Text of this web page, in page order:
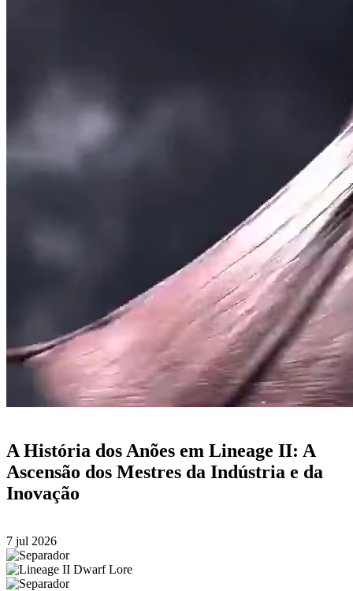
A História dos Anões em Lineage II: A
Ascensão dos Mestres da Indústria e da
Inovação
7 jul 2026